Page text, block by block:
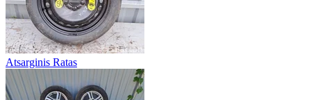
Atsarginis Ratas